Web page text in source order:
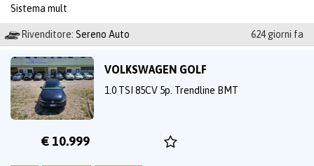
Sistema mult
Rivenditore: Sereno Auto 624 giorni fa
VOLKSWAGEN GOLF
1.0 TSI 85CV 5p. Trendline BMT
€ 10.999